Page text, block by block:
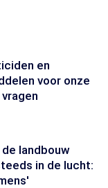
en
voor onze
landbouw
in de lucht: